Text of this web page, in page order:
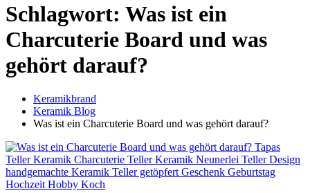
Schlagwort: Was ist ein
Charcuterie Board und was
gehört darauf?
Keramikbrand
Keramik Blog
Was ist ein Charcuterie Board und was gehört darauf?